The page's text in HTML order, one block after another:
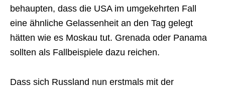
behaupten, dass die USA im umgekehrten Fall
eine ähnliche Gelassenheit an den Tag gelegt
hätten wie es Moskau tut. Grenada oder Panama
sollten als Fallbeispiele dazu reichen.
Dass sich Russland nun erstmals mit der